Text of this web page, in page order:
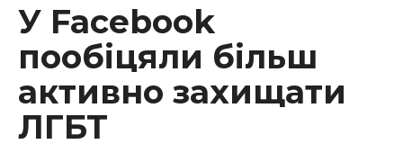
У Facebook
пообіцяли більш
активно захищати
ЛГБТ